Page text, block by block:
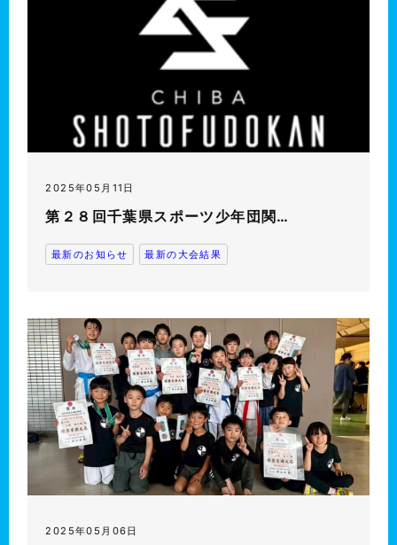
2025年05月11日
第２８回千葉県スポーツ少年団関…
最新のお知らせ 最新の大会結果
2025年05月06日